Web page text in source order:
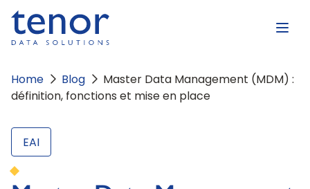
Home Blog
Master Data Management (MDM) :
définition, fonctions et mise en place
EAI